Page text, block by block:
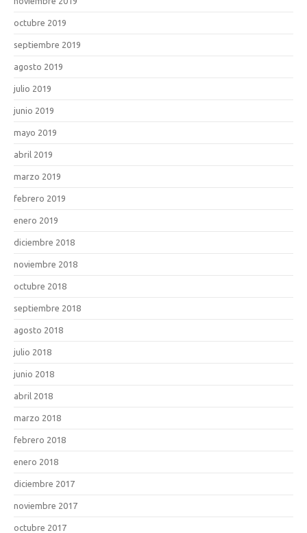
octubre 2019
septiembre 2019
agosto 2019
julio 2019
junio 2019
mayo 2019
abril 2019
marzo 2019
febrero 2019
enero 2019
diciembre 2018
noviembre 2018
octubre 2018
septiembre 2018
agosto 2018
julio 2018
junio 2018
abril 2018
marzo 2018
febrero 2018
enero 2018
diciembre 2017
noviembre 2017
octubre 2017